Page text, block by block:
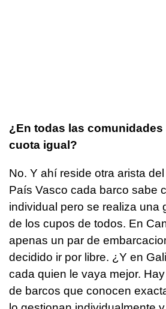
¿En todas las
cuota igual?
No. Y ahí reside otra arista
País Vasco cada barco sabe
individual pero se realiza una
de los cupos de todos. En
apenas un par de
decidido ir por libre. ¿Y en
cada quien le vaya mejor.
de barcos que conocen